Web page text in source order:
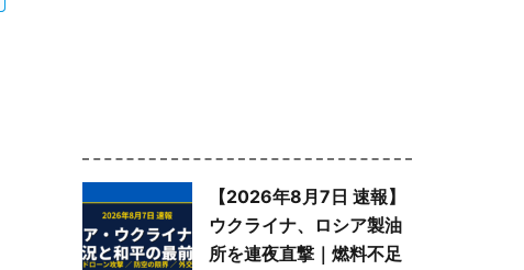
【2026年8月7日 速報】
ウクライナ、ロシア製油
所を連夜直撃｜燃料不足